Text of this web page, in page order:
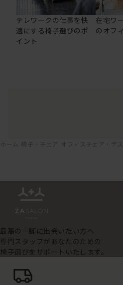
テレワークの仕事を快
適にする椅子選びのポ
イント
在宅ワ
のオフ
ホーム 椅子・チェア オフィスチェア・デ
最高の一脚に出会いたい方へ
専門スタッフがあなたのための
椅子選びをサポートいたします。